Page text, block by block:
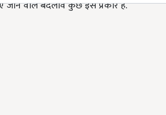
जाने वाले बदलाव कुछ इस प्रकार है.